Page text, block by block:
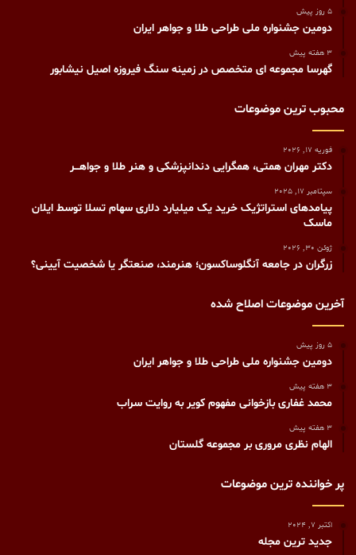
5 روز پیش
دومین جشنواره ملی طراحی طلا و جواهر ایران
3 هفته پیش
گهرسا مجموعه ای متخصص در زمینه سنگ فیروزه اصیل نیشابور
محبوب ترین موضوعات
فوریه 17, 2026
دکتر مهران همتی، همگرایی دندانپزشکی و هنر طلا و جواهـــر
سپتامبر 17, 2025
پیامدهای استراتژیک خرید یک میلیارد دلاری سهام تسلا توسط ایلان
ماسک
ژوئن 30, 2026
زرگران در جامعه آنگلوساکسون؛ هنرمند، صنعتگر یا شخصیت آیینی؟
آخرین موضوعات اصلاح شده
5 روز پیش
دومین جشنواره ملی طراحی طلا و جواهر ایران
3 هفته پیش
محمد غفاری بازخوانی مفهوم کویر به روایت سراب
3 هفته پیش
الهام نظری مروری بر مجموعه گلستان
پر خواننده ترین موضوعات
اکتبر 7, 2024
جدید ترین مجله